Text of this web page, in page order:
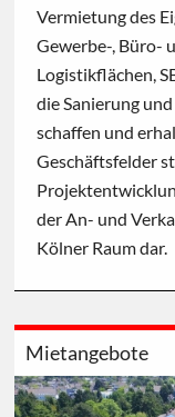
Vermietung des
Gewerbe-, Büro-
Logistikflächen,
die Sanierung
schaffen und
Geschäftsfelder
der An- und
Kölner Raum dar.
Mietangebote